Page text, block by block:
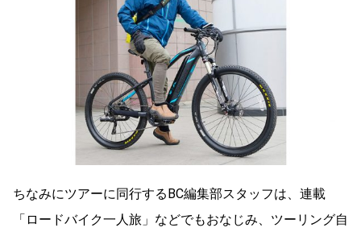
ちなみにツアーに同行するBC編集部スタッフは、連載
「ロードバイク一人旅」などでもおなじみ、ツーリング自